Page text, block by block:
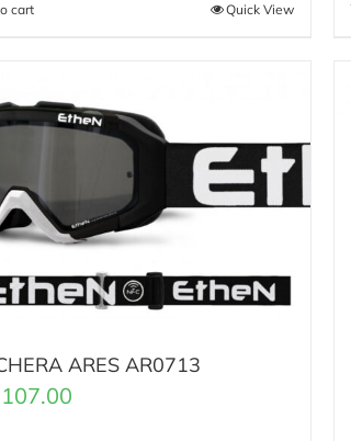
cart Quick View
ARES AR0713
107.00